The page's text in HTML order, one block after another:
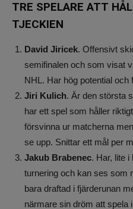
TRE SPELARE ATT
TJECKIEN
David Jiricek. Offensivt
semifinalen och som visat
NHL. Har hög potential och
Jiri Kulich. Är den största
har ett spel som håller
försvinna ur matcherna
se upp. Snittar ett mål per
Jakub Brabenec. Har, lite i
turnering och kan ses som
bara draftad i fjärderunan
närmare sin dröm att spela